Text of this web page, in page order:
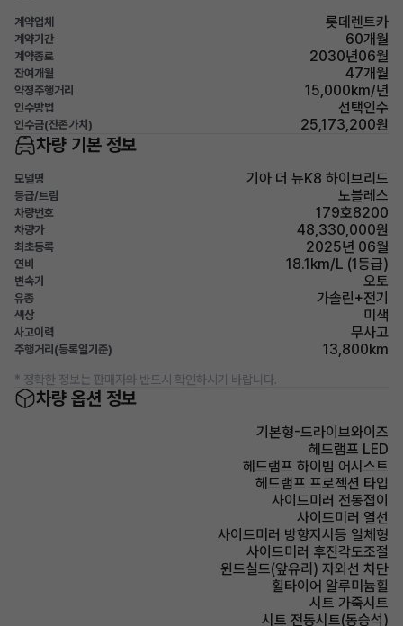
계약업체 롯데렌트카
계약기간 60개월
계약종료 2030년06월
잔여개월 47개월
약정주행거리 15,000km/년
인수방법 선택인수
인수금(잔존가치) 25,173,200원
차량 기본 정보
모델명 기아 더 뉴K8 하이브리드
등급/트림 노블레스
차량번호 179호8200
차량가 48,330,000원
최초등록 2025년 06월
연비 18.1km/L (1등급)
변속기 오토
유종 가솔린+전기
색상 미색
사고이력 무사고
주행거리(등록일기준) 13,800km
* 정확한 정보는 판매자와 반드시 확인하시기 바랍니다.
차량 옵션 정보
기본형-드라이브와이즈
헤드램프 LED
헤드램프 하이빔 어시스트
헤드램프 프로젝션 타입
사이드미러 전동접이
사이드미러 열선
사이드미러 방향지시등 일체형
사이드미러 후진각도조절
윈드실드(앞유리) 자외선 차단
휠타이어 알루미늄휠
시트 가죽시트
시트 전동시트(동승석)